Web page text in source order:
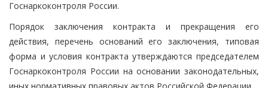
Госнаркоконтроля России.
Порядок заключения контракта и прекращения его
действия, перечень оснований его заключения, типовая
форма и условия контракта утверждаются председателем
Госнаркоконтроля России на основании законодательных,